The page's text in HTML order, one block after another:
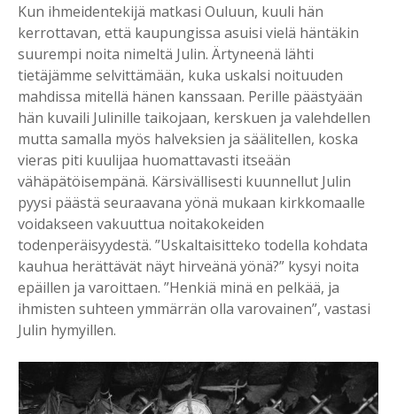
Kun ihmeidentekijä matkasi Ouluun, kuuli hän
kerrottavan, että kaupungissa asuisi vielä häntäkin
suurempi noita nimeltä Julin. Ärtyneenä lähti
tietäjämme selvittämään, kuka uskalsi noituuden
mahdissa mitellä hänen kanssaan. Perille päästyään
hän kuvaili Julinille taikojaan, kerskuen ja valehdellen
mutta samalla myös halveksien ja säälitellen, koska
vieras piti kuulijaa huomattavasti itseään
vähäpätöisempänä. Kärsivällisesti kuunnellut Julin
pyysi päästä seuraavana yönä mukaan kirkkomaalle
voidakseen vakuuttua noitakokeiden
todenperäisyydestä. ”Uskaltaisitteko todella kohdata
kauhua herättävät näyt hirveänä yönä?” kysyi noita
epäillen ja varoittaen. ”Henkiä minä en pelkää, ja
ihmisten suhteen ymmärrän olla varovainen”, vastasi
Julin hymyillen.